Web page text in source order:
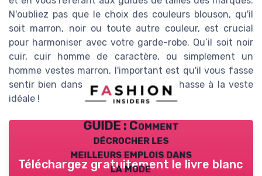
N'oubliez pas que le choix des couleurs blouson, qu'il
soit marron, noir ou toute autre couleur, est crucial
pour harmoniser avec votre garde-robe. Qu’il soit noir
cuir, cuir homme de caractère, ou simplement un
homme vestes marron, l'important est qu'il vous fasse
sentir bien dans votre peau. Bonne chasse à la veste
idéale !
GUIDE : Comment
décrocher les
meilleurs emplois dans
la mode
Téléchargez gratuitement le livre blanc